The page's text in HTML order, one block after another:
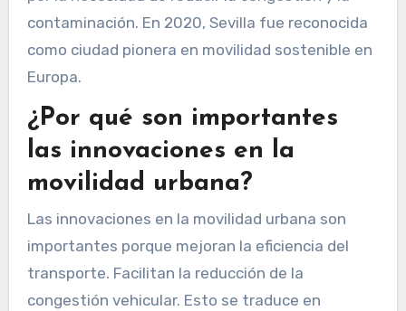
contaminación. En 2020, Sevilla fue reconocida
como ciudad pionera en movilidad sostenible en
Europa.
¿Por qué son importantes
las innovaciones en la
movilidad urbana?
Las innovaciones en la movilidad urbana son
importantes porque mejoran la eficiencia del
transporte. Facilitan la reducción de la
congestión vehicular. Esto se traduce en